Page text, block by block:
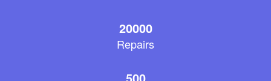
20000
Repairs